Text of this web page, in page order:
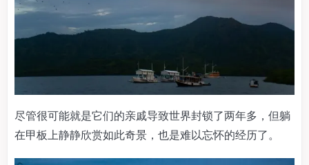
尽管很可能就是它们的亲戚导致世界封锁了两年多，但躺
在甲板上静静欣赏如此奇景，也是难以忘怀的经历了。